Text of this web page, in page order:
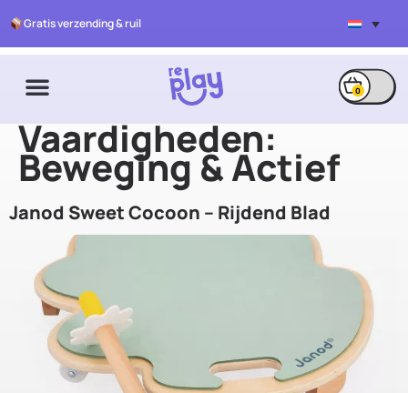
Gratis verzending & ruil
0
Vaardigheden:
Beweging & Actief
Janod Sweet Cocoon – Rijdend Blad